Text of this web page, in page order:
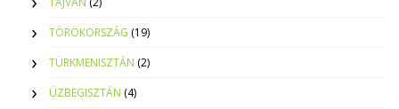
TÖRÖKORSZÁG (19)
TÜRKMENISZTÁN (2)
ÜZBEGISZTÁN (4)